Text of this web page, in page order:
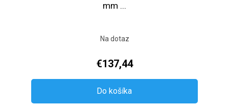
mm ...
Na dotaz
€137,44
Do košíka